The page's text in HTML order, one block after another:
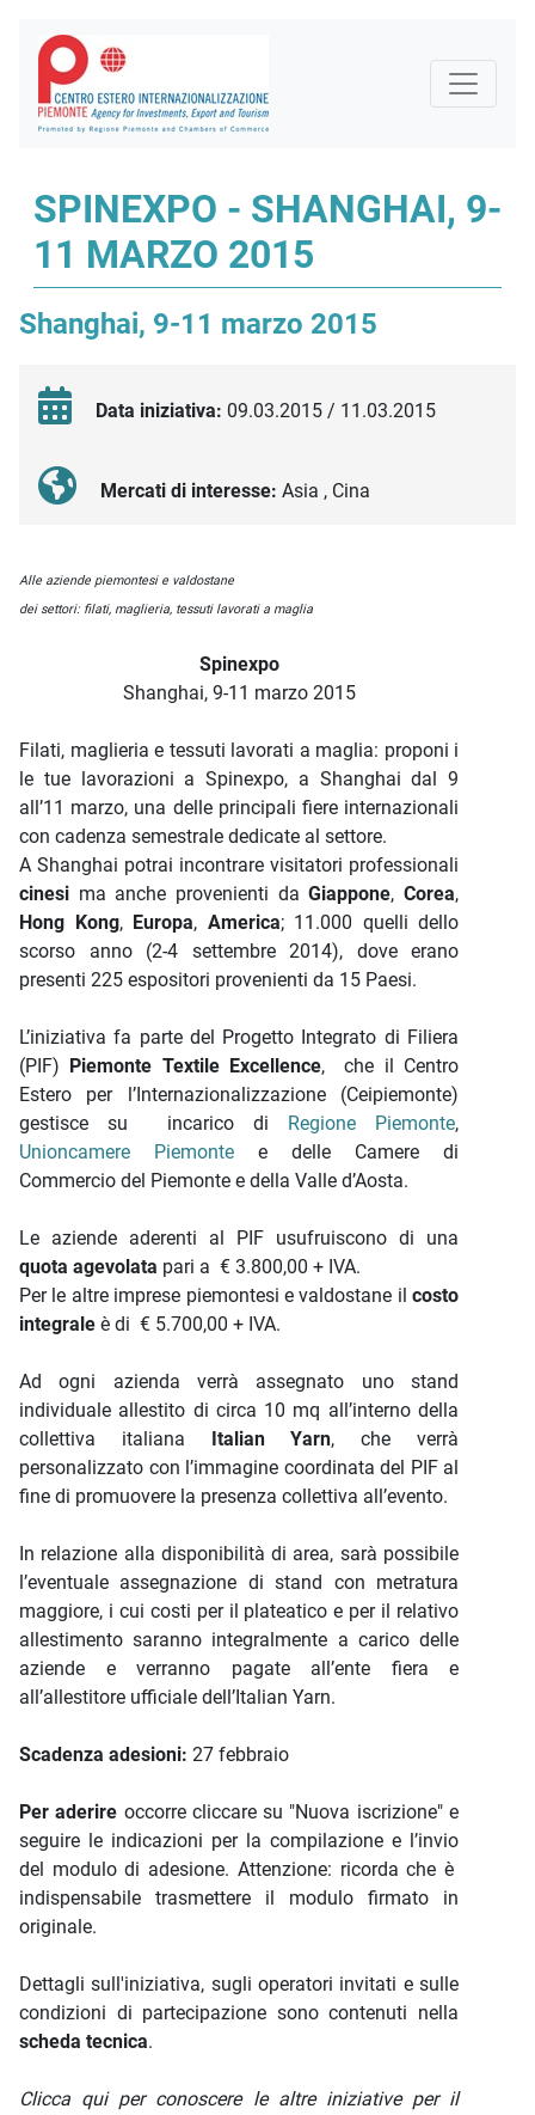
SPINEXPO - SHANGHAI, 9-
11 MARZO 2015
Shanghai, 9-11 marzo 2015
Data iniziativa: 09.03.2015 / 11.03.2015
Mercati di interesse: Asia , Cina
Descrizione iniziativa
Alle aziende piemontesi e valdostane
dei settori: filati, maglieria, tessuti lavorati a maglia
Spinexpo
Shanghai, 9-11 marzo 2015
Filati, maglieria e tessuti lavorati a maglia: proponi i
le tue lavorazioni a Spinexpo, a Shanghai dal 9
all’11 marzo, una delle principali fiere internazionali
con cadenza semestrale dedicate al settore.
A Shanghai potrai incontrare visitatori professionali
cinesi ma anche provenienti daGiappone,Corea,
Hong Kong, Europa, America; 11.000 quelli dello
scorso anno (2-4 settembre 2014), dove erano
presenti 225 espositori provenienti da 15 Paesi.
L’iniziativa fa parte del Progetto Integrato di Filiera
(PIF) Piemonte Textile Excellence, che il Centro
Estero per l’Internazionalizzazione (Ceipiemonte)
gestisce su incarico di Regione Piemonte,
Unioncamere Piemonte e delle Camere di
Commercio del Piemonte e della Valle d’Aosta.
Le aziende aderenti al PIF usufruiscono di una
quota agevolata pari a € 3.800,00 + IVA.
Per le altre imprese piemontesi e valdostane il costo
integrale è di € 5.700,00 + IVA.
Ad ogni azienda verrà assegnato uno stand
individuale allestito di circa 10 mq all’interno della
collettiva italiana Italian Yarn, che verrà
personalizzato con l’immagine coordinata del PIF al
fine di promuovere la presenza collettiva all’evento.
In relazione alla disponibilità di area, sarà possibile
l’eventuale assegnazione di stand con metratura
maggiore, i cui costi per il plateatico e per il relativo
allestimento saranno integralmente a carico delle
aziende e verranno pagate all’ente fiera e
all’allestitore ufficiale dell’Italian Yarn.
Scadenza adesioni: 27 febbraio
Per aderire occorre cliccare su "Nuova iscrizione" e
seguire le indicazioni per la compilazione e l’invio
del modulo di adesione. Attenzione: ricorda che è
indispensabile trasmettere il modulo firmato in
originale.
Dettagli sull'iniziativa, sugli operatori invitati e sulle
condizioni di partecipazione sono contenuti nella
scheda tecnica.
Clicca qui per conoscere le altre iniziative per il